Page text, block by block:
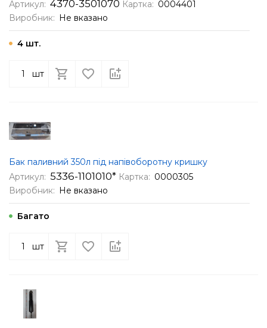
Артикул: 4370-3501070 Картка: 0004401
Виробник: Не вказано
4 шт.
шт
Бак паливний 350л під напівоборотну кришку
Артикул: 5336-1101010* Картка: 0000305
Виробник: Не вказано
Багато
шт